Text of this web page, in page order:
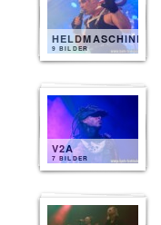
HELDMASCHINE
9 BILDER
V2A
7 BILDER